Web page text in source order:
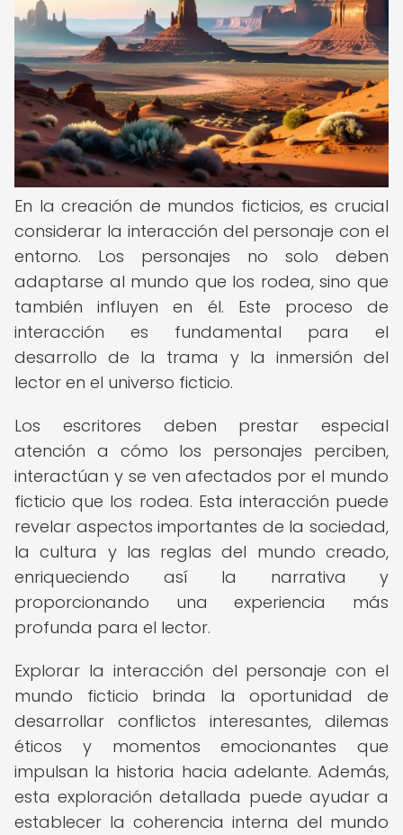
En la creación de mundos ficticios, es crucial
considerar la interacción del personaje con el
entorno. Los personajes no solo deben
adaptarse al mundo que los rodea, sino que
también influyen en él. Este proceso de
interacción es fundamental para el
desarrollo de la trama y la inmersión del
lector en el universo ficticio.
Los escritores deben prestar especial
atención a cómo los personajes perciben,
interactúan y se ven afectados por el mundo
ficticio que los rodea. Esta interacción puede
revelar aspectos importantes de la sociedad,
la cultura y las reglas del mundo creado,
enriqueciendo así la narrativa y
proporcionando una experiencia más
profunda para el lector.
Explorar la interacción del personaje con el
mundo ficticio brinda la oportunidad de
desarrollar conflictos interesantes, dilemas
éticos y momentos emocionantes que
impulsan la historia hacia adelante. Además,
esta exploración detallada puede ayudar a
establecer la coherencia interna del mundo